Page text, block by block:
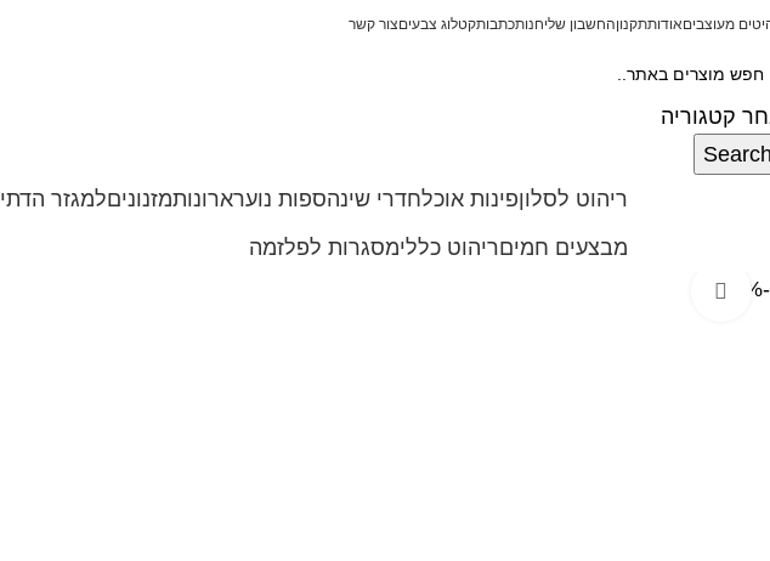
מעוצביםאודותתקנוןהחשבון שליחנותכתבותקטלוג צבעיםצור קשר
קטגוריה
ריהוט לסלוןפינות אוכלחדרי שינהספות נוערארונותמזנוניםלמגזר הדתי
מבצעים חמיםריהוט כללימסגרות לפלזמה
-40%